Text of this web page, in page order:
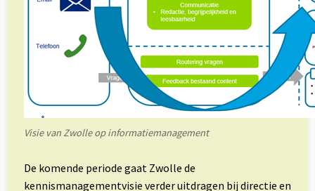
Visie van Zwolle op informatiemanagement
De komende periode gaat Zwolle de
kennismanagementvisie verder uitdragen bij directie en